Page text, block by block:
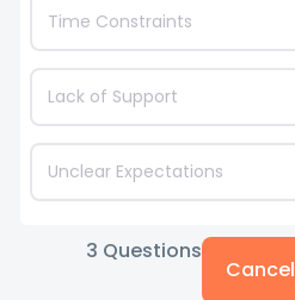
Time Constraints
Lack of Support
Unclear Expectations
3 Questions
Cancel